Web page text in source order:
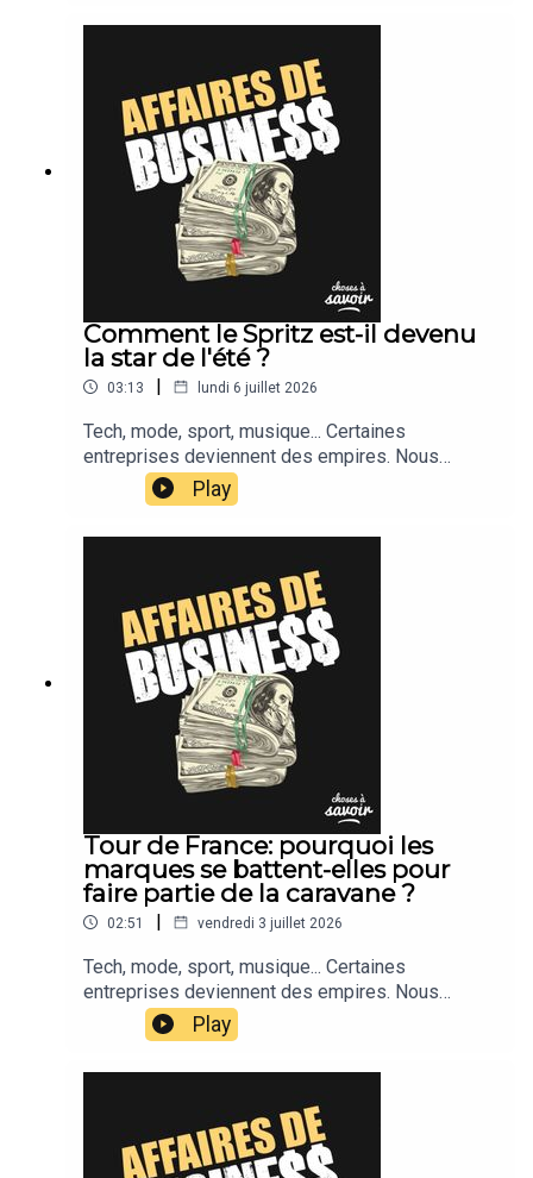
Comment le Spritz est-il devenu
la star de l'été ?
03:13 | lundi 6 juillet 2026
Tech, mode, sport, musique... Certaines
entreprises deviennent des empires. Nous
suivons leur actu.
Play
Tour de France: pourquoi les
marques se battent-elles pour
faire partie de la caravane ?
02:51 | vendredi 3 juillet 2026
Tech, mode, sport, musique... Certaines
entreprises deviennent des empires. Nous
suivons leur actu.
Play